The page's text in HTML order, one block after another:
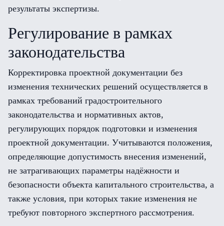
результаты экспертизы.
Регулирование в рамках
законодательства
Корректировка проектной документации без
изменения технических решений осуществляется в
рамках требований градостроительного
законодательства и нормативных актов,
регулирующих порядок подготовки и изменения
проектной документации. Учитываются положения,
определяющие допустимость внесения изменений,
не затрагивающих параметры надёжности и
безопасности объекта капитального строительства, а
также условия, при которых такие изменения не
требуют повторного экспертного рассмотрения.